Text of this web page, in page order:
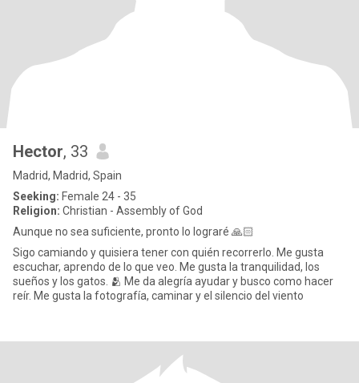
Hector, 33
Madrid, Madrid, Spain
Seeking: Female 24 - 35
Religion: Christian - Assembly of God
Aunque no sea suficiente, pronto lo lograré 🙏🏻
Sigo camiando y quisiera tener con quién recorrerlo. Me gusta
escuchar, aprendo de lo que veo. Me gusta la tranquilidad, los
sueños y los gatos. 🫂 Me da alegría ayudar y busco como hacer
reír. Me gusta la fotografía, caminar y el silencio del viento